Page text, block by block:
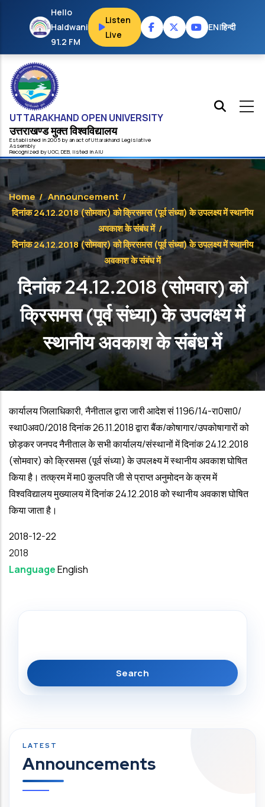
Skip to main content
Hello
Haldwani
91.2 FM
Listen
Live
EN|हिन्दी
UTTARAKHAND OPEN UNIVERSITY
उत्तराखण्ड मुक्त विश्‍वविद्यालय
Established in 2005 by an act ofUttarakhand Legislative
Assembly
Recognized byUGC, DEB, listed inAIU
Home / Announcement /
दिनांक 24.12.2018 (सोमवार) को क्रिसमस (पूर्व संध्या) के उपलक्ष्य में स्थानीय
अवकाश के संबंध में /
दिनांक 24.12.2018 (सोमवार) को क्रिसमस (पूर्व संध्या) के उपलक्ष्य में स्थानीय
अवकाश के संबंध में
दिनांक 24.12.2018 (सोमवार) को
क्रिसमस (पूर्व संध्या) के उपलक्ष्य में
स्थानीय अवकाश के संबंध में
कार्यालय जिलाधिकारी, नैनीताल द्वारा जारी आदेश सं 1196/14-रा0सा0/
स्था0अव0/2018 दिनांक 26.11.2018 द्वारा बैंक/कोषागार/उपकोषागारों को
छोड़कर जनपद नैनीताल के सभी कार्यालय/संस्थानों में दिनांक 24.12.2018
(सोमवार) को क्रिसमस (पूर्व संध्या) के उपलक्ष्य में स्थानीय अवकाश घोषित
किया है। तत्क्रम में मा0 कुलपति जी से प्राप्त अनुमोदन के क्रम में
विश्वविद्यालय मुख्यालय में दिनांक 24.12.2018 को स्थानीय अवकाश घोषित
किया जाता है।
Date
2018-12-22
Year
2018
LanguageEnglish
Announcements